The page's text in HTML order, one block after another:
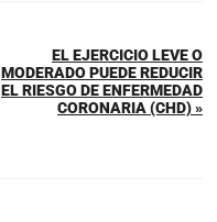
EL EJERCICIO LEVE O
MODERADO PUEDE REDUCIR
EL RIESGO DE ENFERMEDAD
CORONARIA (CHD) »